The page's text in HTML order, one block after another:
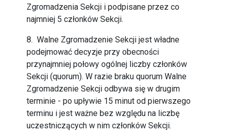
Zgromadzenia Sekcji i podpisane przez co
najmniej 5 członków Sekcji.
8. Walne Zgromadzenie Sekcji jest władne
podejmować decyzje przy obecności
przynajmniej połowy ogólnej liczby członków
Sekcji (quorum). W razie braku quorum Walne
Zgromadzenie Sekcji odbywa się w drugim
terminie - po upływie 15 minut od pierwszego
terminu i jest ważne bez względu na liczbę
uczestniczących w nim członków Sekcji.